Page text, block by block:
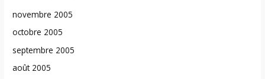
novembre 2005
octobre 2005
septembre 2005
août 2005